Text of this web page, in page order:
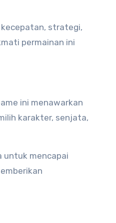
kecepatan, strategi,
permainan ini
ini menawarkan
karakter, senjata,
untuk mencapai